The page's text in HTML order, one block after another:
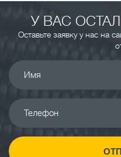
У ВАС
Оставьте заявку у нас на
Имя
Телефон